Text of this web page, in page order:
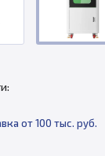
от 100 тыс. руб.